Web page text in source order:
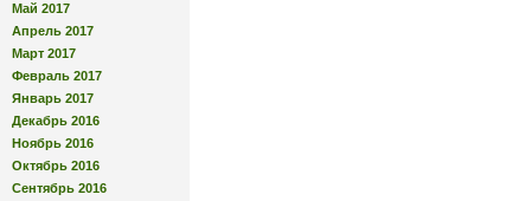
Май 2017
Апрель 2017
Март 2017
Февраль 2017
Январь 2017
Декабрь 2016
Ноябрь 2016
Октябрь 2016
Сентябрь 2016